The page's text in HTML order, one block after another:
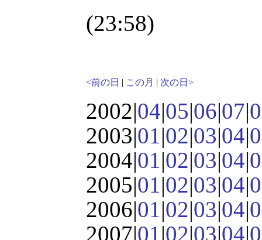
(23:58)
<前の日 | この月 | 次の日>
2002|04|05|06|07|
2003|01|02|03|04|
2004|01|02|03|04|
2005|01|02|03|04|
2006|01|02|03|04|
2007|01 |02|03|04|